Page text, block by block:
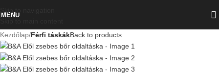
MENU
Kezdőlap Férfi táskákBack to products